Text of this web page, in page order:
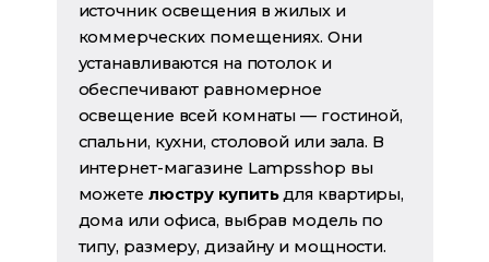
источник освещения в жилых и
коммерческих помещениях. Они
устанавливаются на потолок и
обеспечивают равномерное
освещение всей комнаты — гостиной,
спальни, кухни, столовой или зала. В
интернет-магазине Lampsshop вы
можете люстру купитьдля квартиры,
дома или офиса, выбрав модель по
типу, размеру, дизайну и мощности.